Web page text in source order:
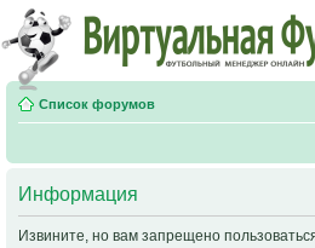
Список форумов
Информация
Извините, но вам запрещено